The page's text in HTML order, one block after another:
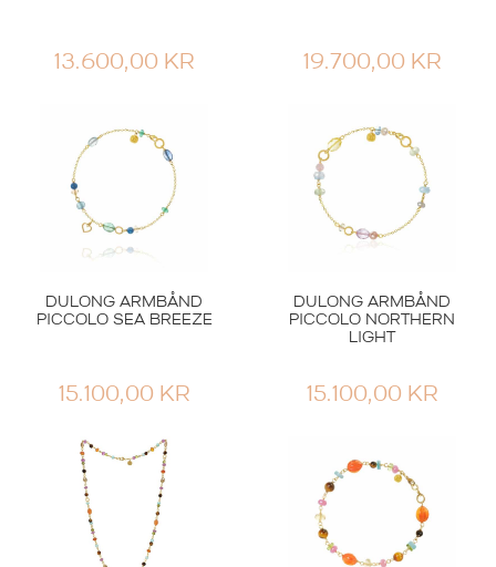
13.600,00 KR 19.700,00 KR
DULONG ARMBÅND
PICCOLO SEA BREEZE
15.100,00 KR
DULONG ARMBÅND
PICCOLO NORTHERN
LIGHT
15.100,00 KR